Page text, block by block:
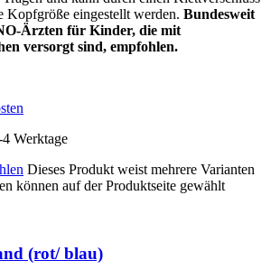
Kopfgröße eingestellt werden. Bundesweit
Ärzten für Kinder, die mit
versorgt sind, empfohlen.
Werktage
Dieses Produkt weist mehrere Varianten
können auf der Produktseite gewählt
(rot/ blau)